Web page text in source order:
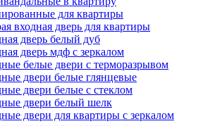
для квартиры
входная дверь для квартиры
дверь белый дуб
дверь мдф с зеркалом
белые двери с терморазрывом
двери белые глянцевые
двери белые с стеклом
двери белый шелк
двери для квартиры с зеркалом